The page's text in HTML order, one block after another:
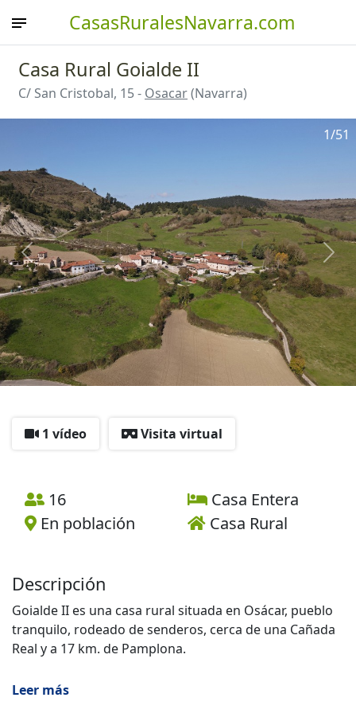
CasasRuralesNavarra.com
Casa Rural Goialde II
C/ San Cristobal, 15 - Osacar(Navarra)
Anterior
1/51
1 vídeo Visita virtual
16
Casa Entera
En población
Casa Rural
Descripción
Goialde II es una casa rural situada en Osácar, pueblo
tranquilo, rodeado de senderos, cerca de una Cañada
Real y a 17 km. de Pamplona.
Casa rural para capacidad de 16 personas (consultar)
Leer más